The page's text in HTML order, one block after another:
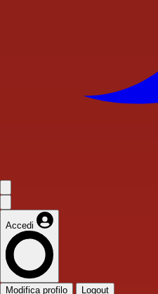
Accedi
Modifica profilo Logout